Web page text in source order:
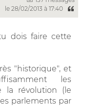
le 28/02/2013 à 17:40
dois faire cette
"historique", et
les
la révolution (le
parlements par